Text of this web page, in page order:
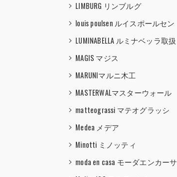
LIMBURG リンブルグ
louis poulsen ルイスポールセン
LUMINABELLA ルミナベッラ取扱
MAGIS マジス
MARUNIマルニ木工
MASTERWALマスターウォール
matteograssi マテオグラッシ
Medea メデア
Minotti ミノッティ
moda en casa モーダエンカーサ